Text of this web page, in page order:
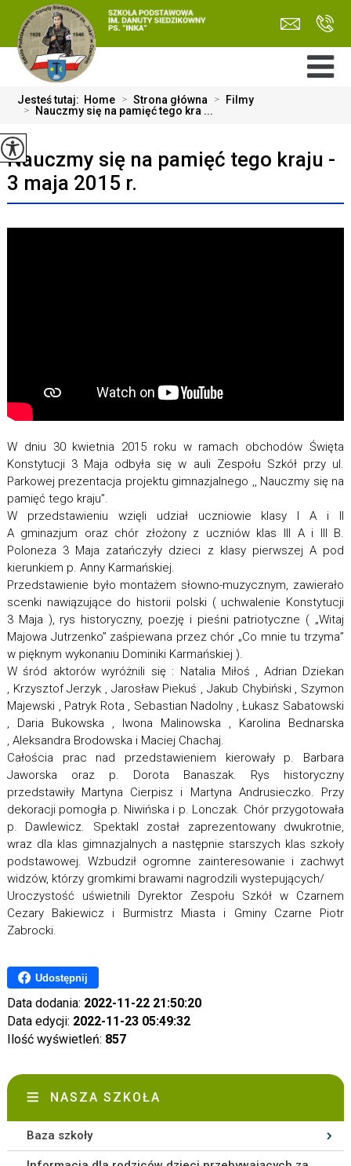
Jesteś tutaj: Home > Strona główna > Filmy
> Nauczmy się na pamięć tego kra ...
Nauczmy się na pamięć tego kraju -
3 maja 2015 r.
W dniu 30 kwietnia 2015 roku w ramach obchodów Święta
Konstytucji 3 Maja odbyła się w auli Zespołu Szkół przy ul.
Parkowej prezentacja projektu gimnazjalnego ,, Nauczmy się na
pamięć tego kraju”.
W przedstawieniu wzięli udział uczniowie klasy I A i II
A gminazjum oraz chór złożony z uczniów klas III A i III B.
Poloneza 3 Maja zatańczyły dzieci z klasy pierwszej A pod
kierunkiem p. Anny Karmańskiej.
Przedstawienie było montażem słowno-muzycznym, zawierało
scenki nawiązujące do historii polski ( uchwalenie Konstytucji
3 Maja ), rys historyczny, poezję i pieśni patriotyczne ( „Witaj
Majowa Jutrzenko” zaśpiewana przez chór „Co mnie tu trzyma”
w pięknym wykonaniu Dominiki Karmańskiej ).
W śród aktorów wyróżnili się : Natalia Miłoś , Adrian Dziekan
, Krzysztof Jerzyk , Jarosław Piekuś , Jakub Chybiński , Szymon
Majewski , Patryk Rota , Sebastian Nadolny , Łukasz Sabatowski
, Daria Bukowska , Iwona Malinowska , Karolina Bednarska
, Aleksandra Brodowska i Maciej Chachaj.
Całościa prac nad przedstawieniem kierowały p. Barbara
Jaworska oraz p. Dorota Banaszak. Rys historyczny
przedstawiły Martyna Cierpisz i Martyna Andrusieczko. Przy
dekoracji pomogła p. Niwińska i p. Lonczak. Chór przygotowała
p. Dawlewicz. Spektakl został zaprezentowany dwukrotnie,
wraz dla klas gimnazjalnych a następnie starszych klas szkoły
podstawowej. Wzbudził ogromne zainteresowanie i zachwyt
widzów, którzy gromkimi brawami nagrodzili wystepujących/
Uroczystość uświetnili Dyrektor Zespołu Szkół w Czarnem
Cezary Bakiewicz i Burmistrz Miasta i Gminy Czarne Piotr
Zabrocki.
Udostępnij
Data dodania: 2022-11-22 21:50:20
Data edycji: 2022-11-23 05:49:32
Ilość wyświetleń: 857
NASZA SZKOŁA
Baza szkoły